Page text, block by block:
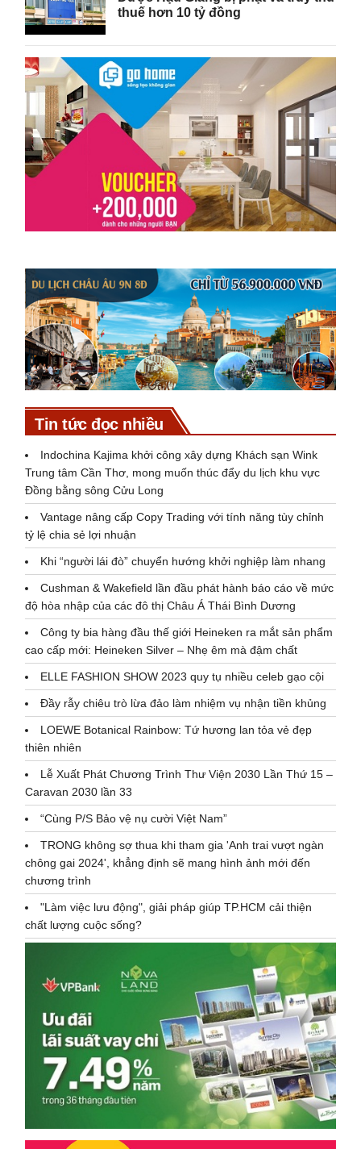
thuế hơn 10 tỷ đồng
Tin tức đọc nhiều
Indochina Kajima khởi công xây dựng Khách sạn Wink
Trung tâm Cần Thơ, mong muốn thúc đẩy du lịch khu vực
Đồng bằng sông Cửu Long
Vantage nâng cấp Copy Trading với tính năng tùy chỉnh
tỷ lệ chia sẻ lợi nhuận
Khi “người lái đò” chuyển hướng khởi nghiệp làm nhang
Cushman & Wakefield lần đầu phát hành báo cáo về mức
độ hòa nhập của các đô thị Châu Á Thái Bình Dương
Công ty bia hàng đầu thế giới Heineken ra mắt sản phẩm
cao cấp mới: Heineken Silver – Nhẹ êm mà đậm chất
ELLE FASHION SHOW 2023 quy tụ nhiều celeb gạo cội
Đầy rẫy chiêu trò lừa đảo làm nhiệm vụ nhận tiền khủng
LOEWE Botanical Rainbow: Tứ hương lan tỏa vẻ đẹp
thiên nhiên
Lễ Xuất Phát Chương Trình Thư Viện 2030 Lần Thứ 15 –
Caravan 2030 lần 33
“Cùng P/S Bảo vệ nụ cười Việt Nam”
TRONG không sợ thua khi tham gia 'Anh trai vượt ngàn
chông gai 2024', khẳng định sẽ mang hình ảnh mới đến
chương trình
"Làm việc lưu động", giải pháp giúp TP.HCM cải thiện
chất lượng cuộc sống?